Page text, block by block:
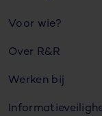
Voor wie?
Over R&R
Werken bij